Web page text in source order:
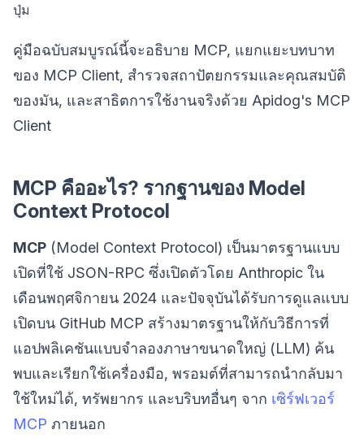
ปุ่ม
คู่มือฉบับสมบูรณ์นี้จะอธิบาย MCP, แยกแยะบทบาท
ของ MCP Client, สำรวจสถาปัตยกรรมและคุณสมบัติ
ของมัน, และสาธิตการใช้งานจริงด้วย Apidog's MCP
Client
MCP คืออะไร? รากฐานของ Model
Context Protocol
MCP (Model Context Protocol) เป็นมาตรฐานแบบ
เปิดที่ใช้ JSON-RPC ซึ่งเปิดตัวโดย Anthropic ใน
เดือนพฤศจิกายน 2024 และปัจจุบันได้รับการดูแลแบบ
เปิดบน GitHub MCP สร้างมาตรฐานให้กับวิธีการที่
แอปพลิเคชันแบบจำลองภาษาขนาดใหญ่ (LLM) ค้น
พบและเรียกใช้เครื่องมือ, พรอมต์ที่สามารถนำกลับมา
ใช้ใหม่ได้, ทรัพยากร และบริบทอื่นๆ จาก เซิร์ฟเวอร์
MCP ภายนอก